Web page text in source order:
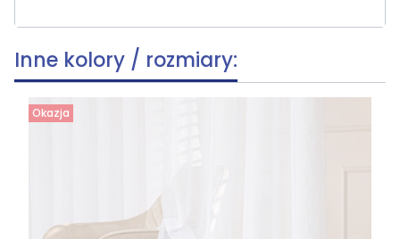
Inne kolory / rozmiary:
Okazja